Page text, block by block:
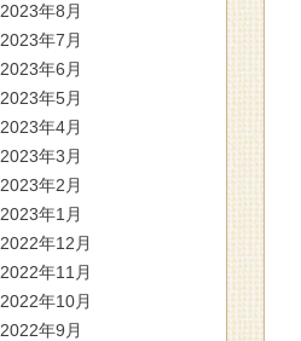
2023年8月
2023年7月
2023年6月
2023年5月
2023年4月
2023年3月
2023年2月
2023年1月
2022年12月
2022年11月
2022年10月
2022年9月